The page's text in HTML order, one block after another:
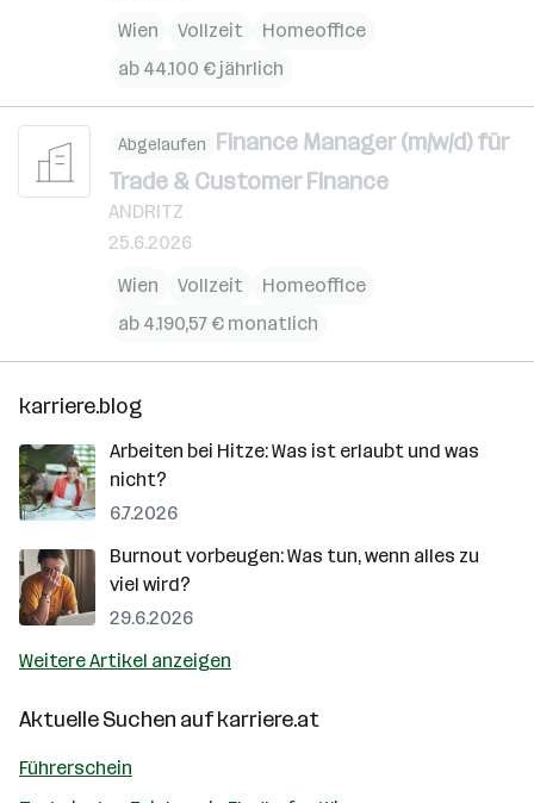
Wien
Vollzeit
Homeoffice
ab 44.100 € jährlich
Abgelaufen Finance Manager (m/w/d) für
Trade & Customer Finance
ANDRITZ
25.6.2026
Wien
Vollzeit
Homeoffice
ab 4.190,57 € monatlich
karriere.blog
Arbeiten bei Hitze: Was ist erlaubt und was
nicht?
6.7.2026
Burnout vorbeugen: Was tun, wenn alles zu
viel wird?
29.6.2026
Weitere Artikel anzeigen
Aktuelle Suchen aufkarriere.at
Führerschein